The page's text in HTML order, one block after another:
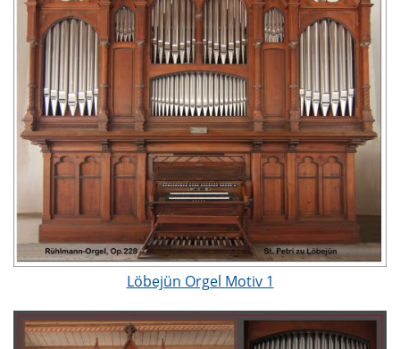
Löbejün Orgel Motiv 1